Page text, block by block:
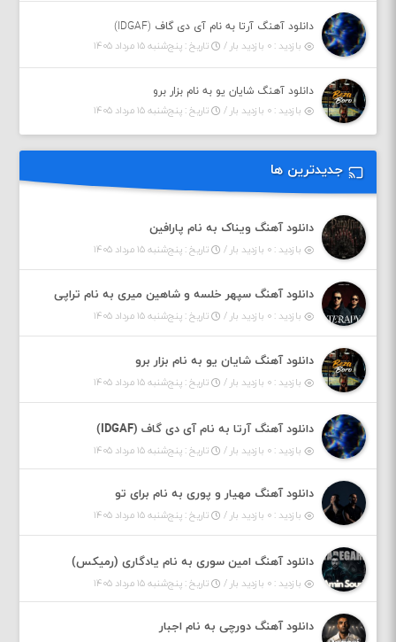
دانلود آهنگ آرتا به نام آی دی گاف (IDGAF)
بازدید : ۰ بازدید بار /
تاریخ : پنج‌شنبه ۱۵ مرداد ۱۴۰۵
دانلود آهنگ شایان یو به نام بزار برو
بازدید : ۰ بازدید بار /
تاریخ : پنج‌شنبه ۱۵ مرداد ۱۴۰۵
جدیدترین ها
دانلود آهنگ ویناک به نام پارافین
بازدید : ۰ بازدید بار / تاریخ : پنج‌شنبه ۱۵ مرداد ۱۴۰۵
دانلود آهنگ سپهر خلسه و شاهین میری به نام تراپی
بازدید : ۰ بازدید بار / تاریخ : پنج‌شنبه ۱۵ مرداد ۱۴۰۵
دانلود آهنگ شایان یو به نام بزار برو
بازدید : ۰ بازدید بار / تاریخ : پنج‌شنبه ۱۵ مرداد ۱۴۰۵
دانلود آهنگ آرتا به نام آی دی گاف (IDGAF)
بازدید : ۰ بازدید بار / تاریخ : پنج‌شنبه ۱۵ مرداد ۱۴۰۵
دانلود آهنگ مهیار و پوری به نام برای تو
بازدید : ۰ بازدید بار / تاریخ : پنج‌شنبه ۱۵ مرداد ۱۴۰۵
دانلود آهنگ امین سوری به نام یادگاری (رمیکس)
بازدید : ۰ بازدید بار / تاریخ : پنج‌شنبه ۱۵ مرداد ۱۴۰۵
دانلود آهنگ دورچی به نام اجبار